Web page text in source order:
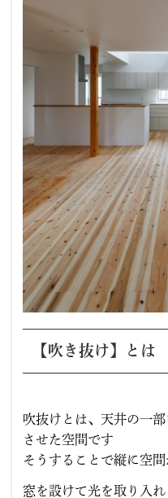
【吹き抜け】とは
吹抜けとは、天井の一
させた空間です
そうすることで縦に空間
窓を設けて光を取り入